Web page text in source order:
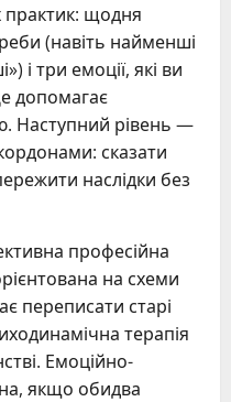
практик: щодня
(навіть найменші
і три емоції, які ви
допомагає
Наступний рівень —
сказати
наслідки без
професійна
на схеми
переписати старі
терапія
Емоційно-
якщо обидва